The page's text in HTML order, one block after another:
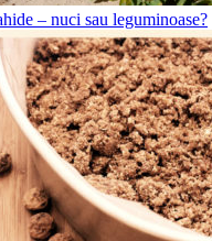
– nuci sau leguminoase?